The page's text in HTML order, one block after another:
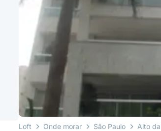
Loft Onde morar São Paulo Alto